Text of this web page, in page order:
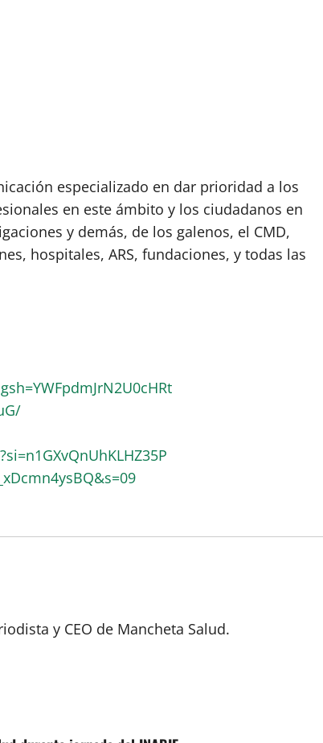
especializado en dar prioridad a los
en este ámbito y los ciudadanos en
y demás, de los galenos, el CMD,
hospitales, ARS, fundaciones, y todas las
y CEO de Mancheta Salud.